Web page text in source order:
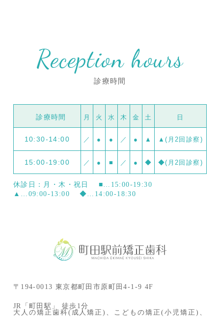
診療時間
Reception hours
診療時間 月 火 水 木 金 土 日
10:30-14:00 ／ ● ● ／ ● ▲ ▲(月2回診察)
15:00-19:00 ／ ● ■ ／ ● ◆ ◆(月2回診察)
休診日：月・木・祝日
■…15:00-19:30
▲…09:00-13:00
◆…14:00-18:30
〒194-0013 東京都町田市原町田4-1-9 4F
JR「町田駅」 徒歩1分
大人の矯正歯科(成人矯正)、こどもの矯正(小児矯正)、